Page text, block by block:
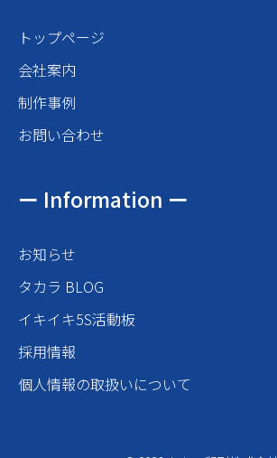
トップページ
会社案内
制作事例
お問い合わせ
ー Information ー
お知らせ
タカラ BLOG
イキイキ5S活動板
採用情報
個人情報の取扱いについて